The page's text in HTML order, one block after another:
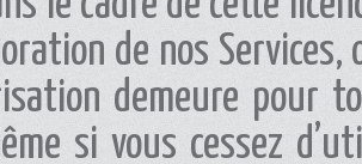
de nos
demeure pour
si vous cessez